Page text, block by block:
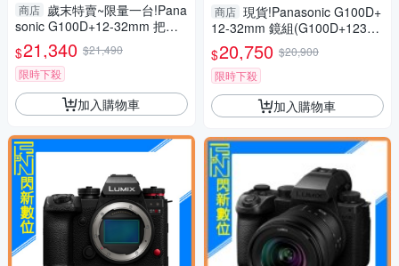
商店 歲末特賣~限量一台!Pana
sonic G100D+12-32mm 把手
組(G100D+1232+SHGR2，公
司貨)
$21,340 $21,490
限時下殺
加入購物車
商店 現貨!Panasonic G100D+
12-32mm 鏡組(G100D+123
2，公司貨)G100
$20,750 $20,900
限時下殺
加入購物車